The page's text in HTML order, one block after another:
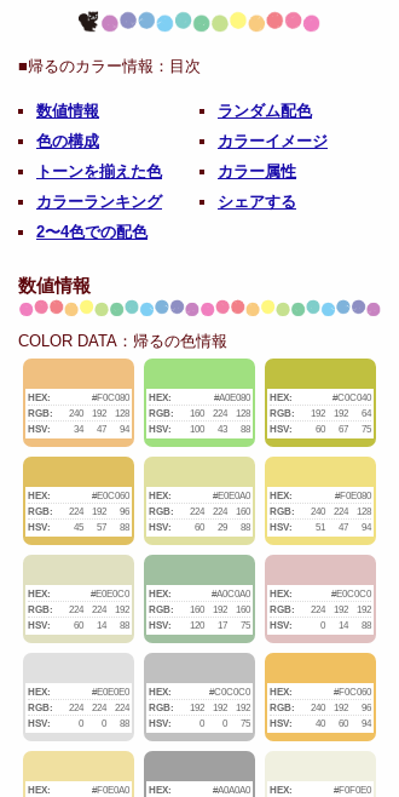
■帰るのカラー情報： 目次
数値情報
色の構成
トーンを揃えた色
カラーランキング
2〜4色での配色
ランダム配色
カラーイメージ
カラー属性
シェアする
数値情報
COLOR DATA：帰るの色情報
HEX:
#F0C080
RGB:
240 192
128
HSV:
34 47 94
HEX:
#A0E080
RGB:
160 224
128
HSV:
100 43 88
HEX:
#C0C040
RGB:
192 192
64
HSV:
60 67 75
HEX:
#E0C060
RGB:
224 192
96
HSV:
45 57 88
HEX:
#E0E0A0
RGB:
224 224
160
HSV:
60 29 88
HEX:
#F0E080
RGB:
240 224
128
HSV:
51 47 94
HEX:
#E0E0C0
RGB:
224 224
192
HSV:
60 14 88
HEX:
#A0C0A0
RGB:
160 192
160
HSV:
120 17 75
HEX:
#E0C0C0
RGB:
224 192
192
HSV:
0 14 88
HEX:
#E0E0E0
RGB:
224 224
224
HSV:
0 0 88
HEX:
#C0C0C0
RGB:
192 192
192
HSV:
0 0 75
HEX:
#F0C060
RGB:
240 192
96
HSV:
40 60 94
HEX: #F0E0A0 HEX: #A0A0A0 HEX: #F0F0E0